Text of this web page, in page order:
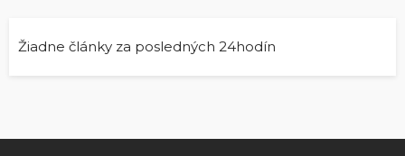
Žiadne články za posledných 24hodín